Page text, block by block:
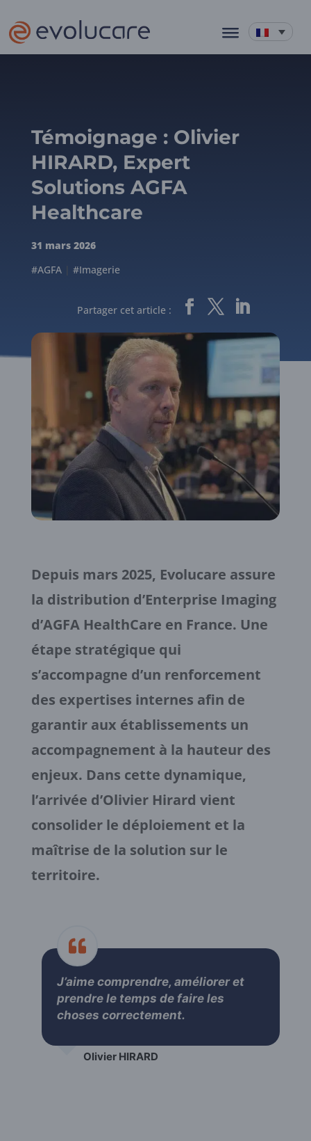
Témoignage : Olivier
HIRARD, Expert
Solutions AGFA
Healthcare
31 mars 2026
#AGFA| #Imagerie
Partager cet article :
Depuis mars 2025, Evolucare assure
la distribution d’Enterprise Imaging
d’AGFA HealthCare en France. Une
étape stratégique qui
s’accompagne d’un renforcement
des expertises internes afin de
garantir aux établissements un
accompagnement à la hauteur des
enjeux. Dans cette dynamique,
l’arrivée d’Olivier Hirard vient
consolider le déploiement et la
maîtrise de la solution sur le
territoire.
J’aime comprendre, améliorer et
prendre le temps de faire les
choses correctement.
Olivier HIRARD